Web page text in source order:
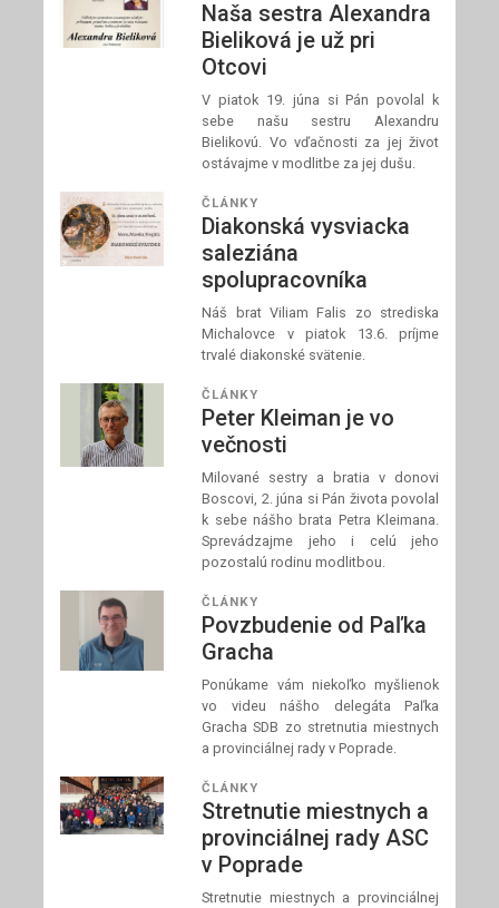
Naša sestra Alexandra
Bieliková je už pri
Otcovi
V piatok 19. júna si Pán povolal k
sebe našu sestru Alexandru
Bielikovú. Vo vďačnosti za jej život
ostávajme v modlitbe za jej dušu.
ČLÁNKY
Diakonská vysviacka
saleziána
spolupracovníka
Náš brat Viliam Falis zo strediska
Michalovce v piatok 13.6. príjme
trvalé diakonské svätenie.
ČLÁNKY
Peter Kleiman je vo
večnosti
Milované sestry a bratia v donovi
Boscovi, 2. júna si Pán života povolal
k sebe nášho brata Petra Kleimana.
Sprevádzajme jeho i celú jeho
pozostalú rodinu modlitbou.
ČLÁNKY
Povzbudenie od Paľka
Gracha
Ponúkame vám niekoľko myšlienok
vo videu nášho delegáta Paľka
Gracha SDB zo stretnutia miestnych
a provinciálnej rady v Poprade.
ČLÁNKY
Stretnutie miestnych a
provinciálnej rady ASC
v Poprade
Stretnutie miestnych a provinciálnej